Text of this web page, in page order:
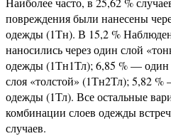
повреждения были нанесены
одежды (1Тн). В 15,2 %
наносились через один слой
одежды (1Тн1Тл); 6,85 % — один
слоя «толстой» (1Тн2Тл); 5,82
одежды (1Тл). Все остальные
комбинации слоев одежды
случаев.